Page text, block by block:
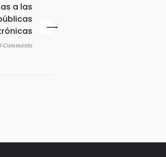
a las
Comments